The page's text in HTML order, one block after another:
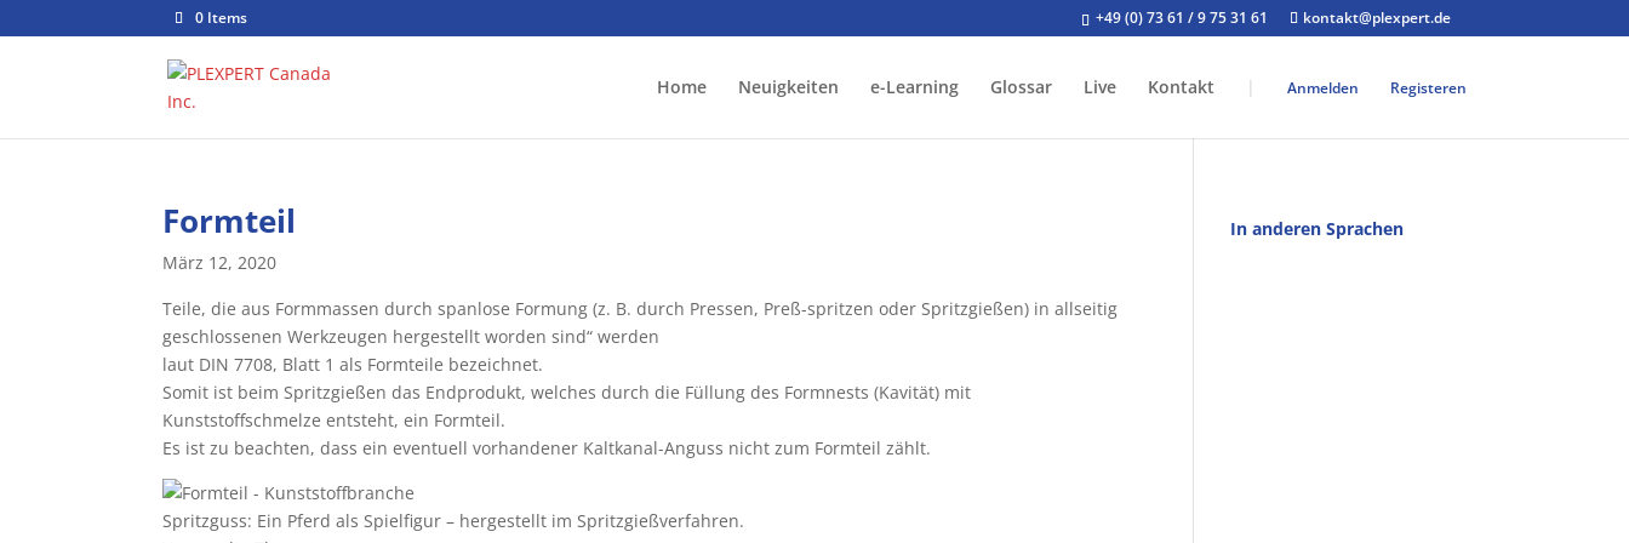
+49 (0) 73 61 / 9 75 31 61 kontakt@plexpert.de
0 Items
Home Neuigkeiten e-Learning Glossar Live Kontakt | Anmelden Registeren
Formteil
März 12, 2020
Teile, die aus Formmassen durch spanlose Formung (z. B. durch Pressen, Preß-spritzen oder Spritzgießen) in allseitig
geschlossenen Werkzeugen hergestellt worden sind“ werden
laut DIN 7708, Blatt 1 als Formteile bezeichnet.
Somit ist beim Spritzgießen das Endprodukt, welches durch die Füllung des Formnests (Kavität) mit
Kunststoffschmelze entsteht, ein Formteil.
Es ist zu beachten, dass ein eventuell vorhandener Kaltkanal-Anguss nicht zum Formteil zählt.
Spritzguss: Ein Pferd als Spielfigur – hergestellt im Spritzgießverfahren.
In anderen Sprachen